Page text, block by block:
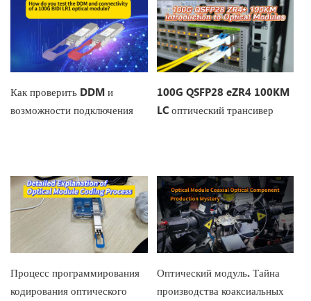
Как проверить DDM и
возможности подключения
100G QSFP28 eZR4 100KM
LC оптический трансивер
Процесс программирования
кодирования оптического
Оптический модуль. Тайна
производства коаксиальных